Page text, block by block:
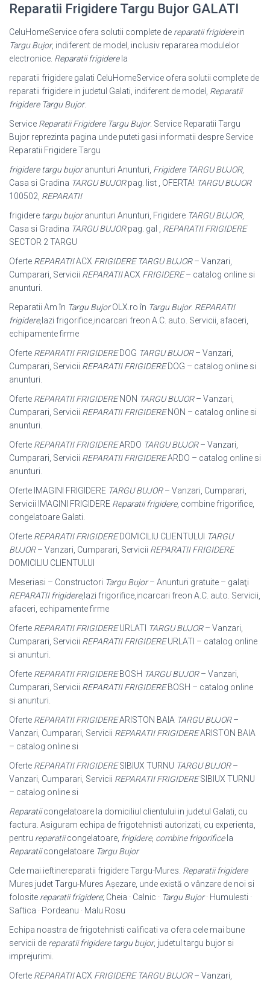
Reparatii Frigidere Targu Bujor GALATI
CeluHomeService ofera solutii complete de reparatii frigiderein
Targu Bujor, indiferent de model, inclusiv repararea modulelor
electronice. Reparatii frigiderela
reparatii frigidere galati CeluHomeService ofera solutii complete de
reparatii frigidere in judetul Galati, indiferent de model, Reparatii
frigidere Targu Bujor.
Service Reparatii Frigidere Targu Bujor. Service Reparatii Targu
Bujor reprezinta pagina unde puteti gasi informatii despre Service
Reparatii Frigidere Targu
frigidere targu bujoranunturi Anunturi, Frigidere TARGU BUJOR,
Casa si Gradina TARGU BUJORpag. list , OFERTA! TARGU BUJOR
100502, REPARATII
frigidere targu bujoranunturi Anunturi, Frigidere TARGU BUJOR,
Casa si Gradina TARGU BUJORpag. gal , REPARATII FRIGIDERE
SECTOR 2 TARGU
Oferte REPARATIIACX FRIGIDERE TARGU BUJOR– Vanzari,
Cumparari, Servicii REPARATIIACX FRIGIDERE– catalog online si
anunturi.
Reparatii Am în Targu BujorOLX.ro în Targu Bujor. REPARATII
frigidere,lazi frigorifice,incarcari freon A.C. auto. Servicii, afaceri,
echipamente firme
Oferte REPARATII FRIGIDEREDOG TARGU BUJOR– Vanzari,
Cumparari, Servicii REPARATII FRIGIDEREDOG – catalog online si
anunturi.
Oferte REPARATII FRIGIDERENON TARGU BUJOR– Vanzari,
Cumparari, Servicii REPARATII FRIGIDERENON – catalog online si
anunturi.
Oferte REPARATII FRIGIDEREARDO TARGU BUJOR– Vanzari,
Cumparari, Servicii REPARATII FRIGIDEREARDO – catalog online si
anunturi.
Oferte IMAGINI FRIGIDERE TARGU BUJOR– Vanzari, Cumparari,
Servicii IMAGINI FRIGIDERE Reparatii frigidere, combine frigorifice,
congelatoare Galati.
Oferte REPARATII FRIGIDEREDOMICILIU CLIENTULUI TARGU
BUJOR– Vanzari, Cumparari, Servicii REPARATII FRIGIDERE
DOMICILIU CLIENTULUI
Meseriasi – Constructori Targu Bujor– Anunturi gratuite – galaţi
REPARATII frigidere,lazi frigorifice,incarcari freon A.C. auto. Servicii,
afaceri, echipamente firme
Oferte REPARATII FRIGIDEREURLATI TARGU BUJOR– Vanzari,
Cumparari, Servicii REPARATII FRIGIDEREURLATI – catalog online
si anunturi.
Oferte REPARATII FRIGIDEREBOSH TARGU BUJOR– Vanzari,
Cumparari, Servicii REPARATII FRIGIDEREBOSH – catalog online
si anunturi.
Oferte REPARATII FRIGIDEREARISTON BAIA TARGU BUJOR–
Vanzari, Cumparari, Servicii REPARATII FRIGIDEREARISTON BAIA
– catalog online si
Oferte REPARATII FRIGIDERESIBIUX TURNU TARGU BUJOR–
Vanzari, Cumparari, Servicii REPARATII FRIGIDERESIBIUX TURNU
– catalog online si
Reparatiicongelatoare la domiciliul clientului in judetul Galati, cu
factura. Asiguram echipa de frigotehnisti autorizati, cu experienta,
pentru reparatiicongelatoare, frigidere, combine frigorificela
Reparatiicongelatoare Targu Bujor
Cele mai ieftinereparatii frigidere Targu-Mures. Reparatii frigidere
Mures judet Targu-Mures Așezare, unde există o vânzare de noi si
folosite reparatii frigidere; Cheia · Calnic · Targu Bujor· Humulesti ·
Saftica · Pordeanu · Malu Rosu
Echipa noastra de frigotehnisti calificati va ofera cele mai bune
servicii de reparatii frigidere targu bujor, judetul targu bujor si
imprejurimi.
Oferte REPARATIIACX FRIGIDERE TARGU BUJOR– Vanzari,